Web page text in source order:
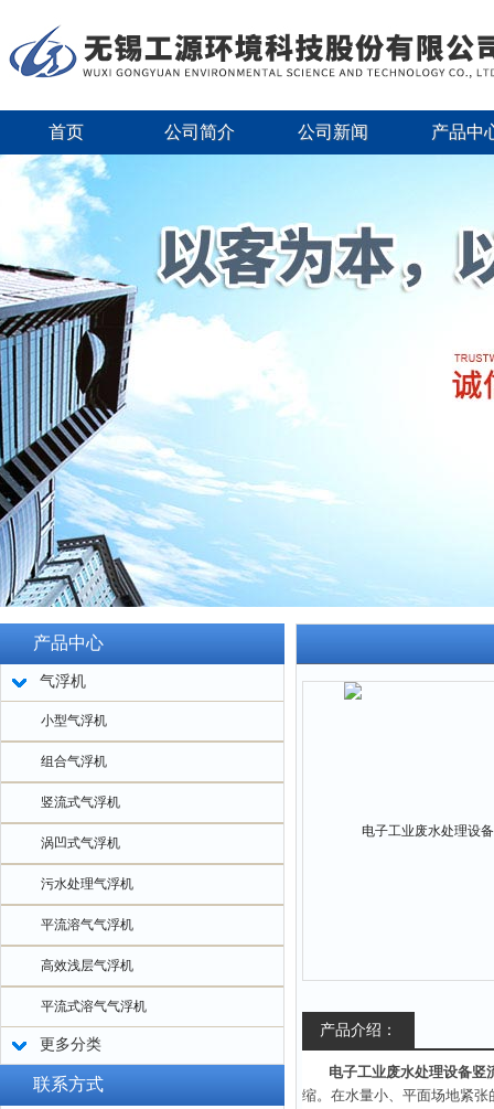
首页 公司简介 公司新闻 产品中
产品中心
气浮机
小型气浮机
组合气浮机
竖流式气浮机
涡凹式气浮机
污水处理气浮机
平流溶气气浮机
高效浅层气浮机
平流式溶气气浮机
更多分类
联系方式
产品介绍：
电子工业废水处理设备竖
缩。在水量小、平面场地紧